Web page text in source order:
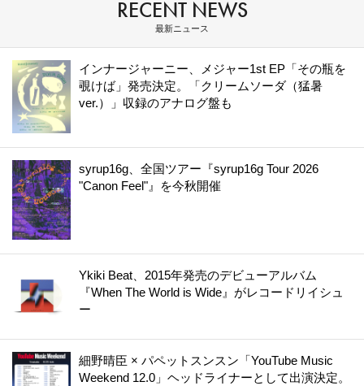
RECENT NEWS
最新ニュース
インナージャーニー、メジャー1st EP「その瓶を
覗けば」発売決定。「クリームソーダ（猛暑
ver.）」収録のアナログ盤も
syrup16g、全国ツアー『syrup16g Tour 2026
"Canon Feel"』を今秋開催
Ykiki Beat、2015年発売のデビューアルバム
『When The World is Wide』がレコードリイシュ
ー
細野晴臣 × パペットスンスン「YouTube Music
Weekend 12.0」ヘッドライナーとして出演決定。